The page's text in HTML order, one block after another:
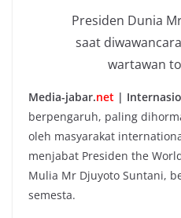
o
k
i
t
r
a
t
p
p
p
y
n
k
Presiden Dunia
saat
wartawan
Media-jabar.net |
berpengaruh, paling
oleh masyarakat
menjabat Presiden the
Mulia Mr Djuyoto Suntani,
semesta.